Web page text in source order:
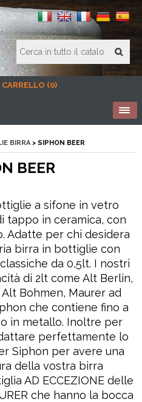
CARRELLO (0)
BIRRA> SIPHON BEER
BEER
a sifone in vetro
tappo in ceramica, con
Adatte per chi desidera
birra in bottiglie con
da 0,5lt. I nostri
di 2lt come Alt Berlin,
Bohmen, Maurer ad
che contiene fino a
in metallo. Inoltre per
perfettamente lo
Siphon per avere una
della vostra birra
AD ECCEZIONE delle
che hanno la bocca